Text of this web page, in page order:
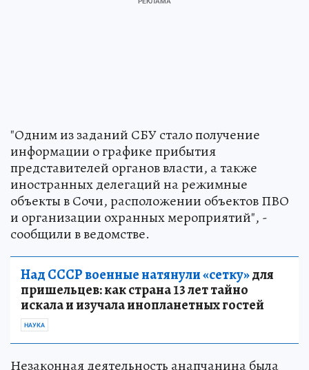
"Одним из заданий СБУ стало получение
информации о графике прибытия
представителей органов власти, а также
иностранных делегаций на режимные
объекты в Сочи, расположении объектов ПВО
и организации охранных мероприятий", -
сообщили в ведомстве.
Над СССР военные натянули «сетку»для
пришельцев: как страна 13 лет тайно
искала и изучала инопланетных гостей
НАУКА
Незаконная деятельность анапчанина была